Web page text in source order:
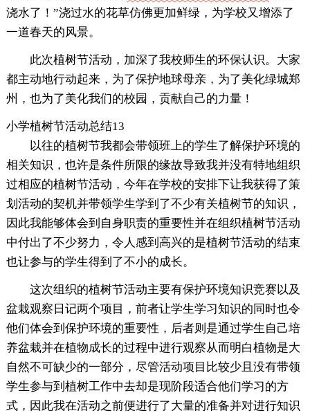
浇水了！”浇过水的花草仿佛更加鲜绿，为学校又增添了
一道春天的风景。
此次植树节活动，加深了我校师生的环保认识。大家
都主动地行动起来，为了保护地球母亲，为了美化绿城郑
州，也为了美化我们的校园，贡献自己的力量！
小学植树节活动总结13
以往的植树节我都会带领班上的学生了解保护环境的
相关知识，也许是条件所限的缘故导致我并没有特地组织
过相应的植树节活动，今年在学校的安排下让我获得了策
划活动的契机并带领学生学到了不少有关植树节的知识，
因此我能够体会到自身职责的重要性并在组织植树节活动
中付出了不少努力，令人感到高兴的是植树节活动的结束
也让参与的学生得到了不小的成长。
这次组织的植树节活动主要有保护环境知识竞赛以及
盆栽观察日记两个项目，前者让学生学习知识的同时也令
他们体会到保护环境的重要性，后者则是通过学生自己培
养盆栽并在植物成长的过程中进行观察从而明白植物是大
自然不可缺少的一部分，尽管活动项目比较少且没有带领
学生参与到植树工作中去却是现阶段适合他们学习的方
式，因此我在活动之前便进行了大量的准备并对进行知识